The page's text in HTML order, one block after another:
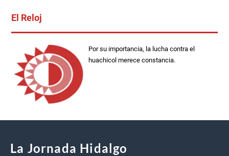
El Reloj
Por su importancia, la lucha contra el
huachicol merece constancia.
La Jornada Hidalgo